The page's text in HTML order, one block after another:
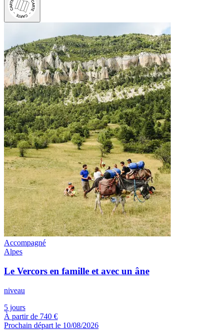
Accompagné
Alpes
Le Vercors en famille et avec un âne
niveau
5 jours
À partir de 740 €
Prochain départ le 10/08/2026